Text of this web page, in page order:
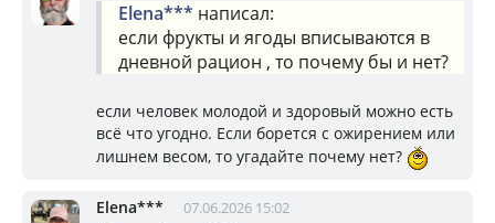
Elena*** написал:
если фрукты и ягоды вписываются в
дневной рацион , то почему бы и нет?
если человек молодой и здоровый можно есть
всё что угодно. Если борется с ожирением или
лишнем весом, то угадайте почему нет?
Elena*** 07.06.2026 15:02